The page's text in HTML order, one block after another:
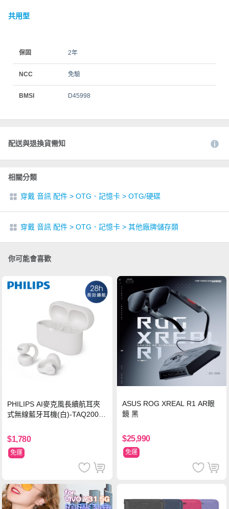
共用型
保固 2年
NCC 免驗
BMSI D45998
配送與退換貨需知
相關分類
穿戴 音訊 配件 > OTG．記憶卡 > OTG/硬碟
穿戴 音訊 配件 > OTG．記憶卡 > 其他廠牌儲存類
你可能會喜歡
PHILIPS AI麥克風長續航耳夾
式無線藍牙耳機(白)-TAQ2000
$1,780
免運
ASUS ROG XREAL R1 AR眼
鏡 黑
$25,990
免運